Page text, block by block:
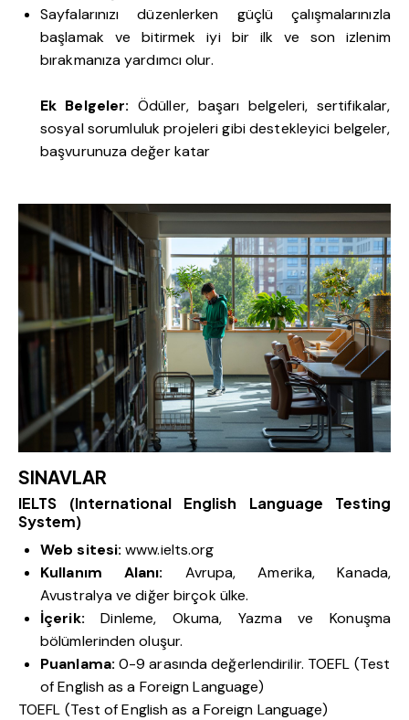
Sayfalarınızı düzenlerken güçlü çalışmalarınızla
başlamak ve bitirmek iyi bir ilk ve son izlenim
bırakmanıza yardımcı olur.
Ek Belgeler: Ödüller, başarı belgeleri, sertifikalar,
sosyal sorumluluk projeleri gibi destekleyici belgeler,
başvurunuza değer katar
SINAVLAR
IELTS (International English Language Testing
System)
Web sitesi: www.ielts.org
Kullanım Alanı: Avrupa, Amerika, Kanada,
Avustralya ve diğer birçok ülke.
İçerik: Dinleme, Okuma, Yazma ve Konuşma
bölümlerinden oluşur.
Puanlama: 0-9 arasında değerlendirilir. TOEFL (Test
of English as a Foreign Language)
TOEFL (Test of English as a Foreign Language)